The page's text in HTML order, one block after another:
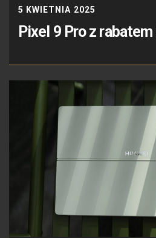
5 KWIETNIA 2025
Pixel 9 Pro z